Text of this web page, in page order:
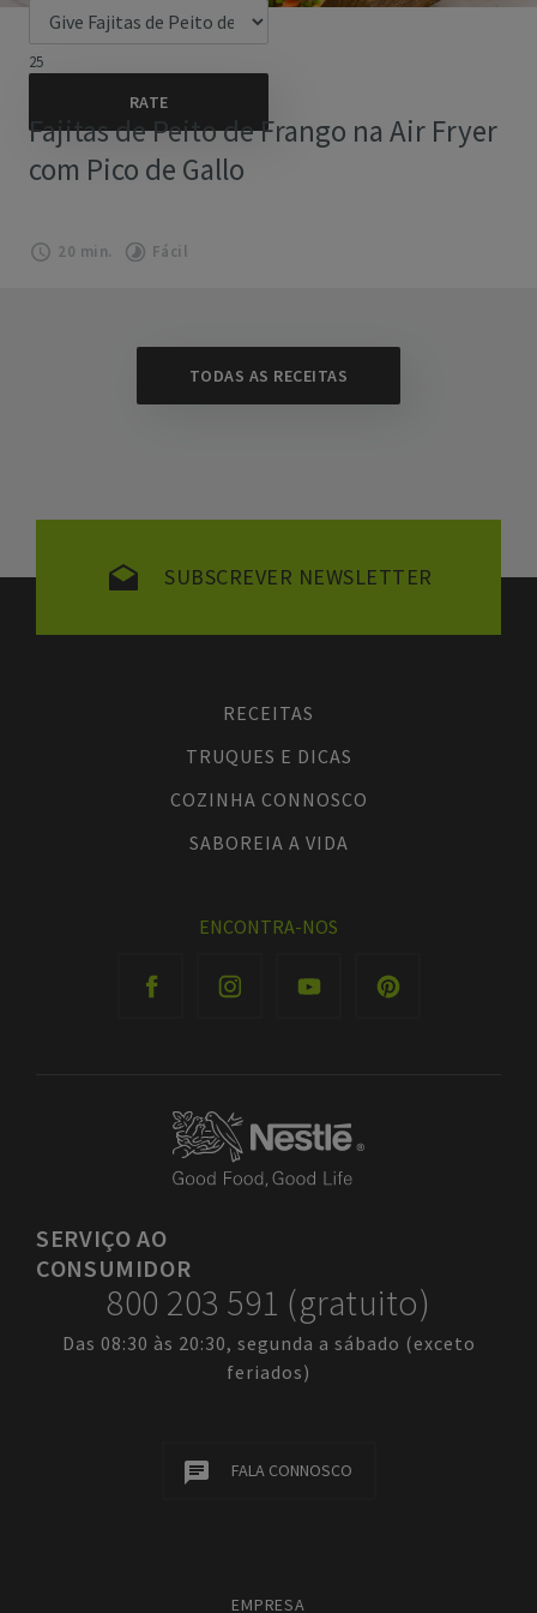
25
Fajitas de Peito de Frango na Air Fryer
com Pico de Gallo
20 min. Fácil
TODAS AS RECEITAS
SUBSCREVER NEWSLETTER
RECEITAS
TRUQUES E DICAS
COZINHA CONNOSCO
SABOREIA A VIDA
ENCONTRA-NOS
SERVIÇOAO
CONSUMIDOR
800 203 591 (gratuito)
Das 08:30 às 20:30, segunda a sábado (exceto
feriados)
FALA CONNOSCO
EMPRESA